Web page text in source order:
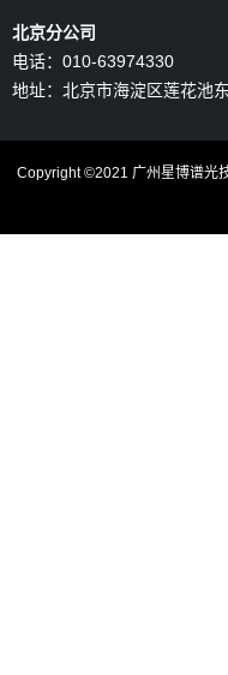
北京分公司
电话：010-63974330
地址：北京市海淀区莲花池
Copyright ©2021 广州星博谱光